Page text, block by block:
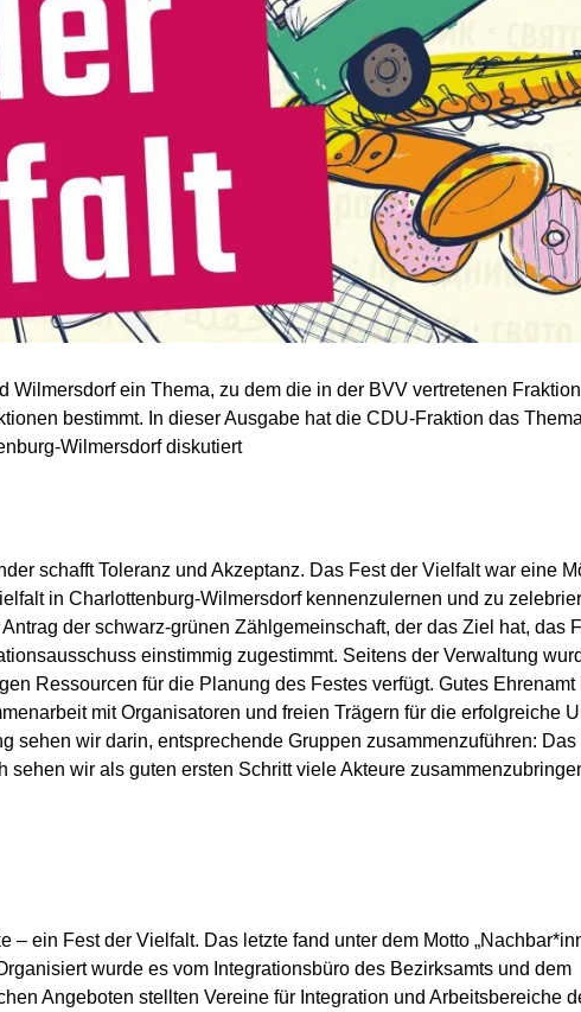
Wilmersdorf ein Thema, zu dem die in der BVV vertretenen
bestimmt. In dieser Ausgabe hat die CDU-Fraktion das
Wilmersdorf diskutiert
schafft Toleranz und Akzeptanz. Das Fest der Vielfalt war eine
in Charlottenburg-Wilmersdorf kennenzulernen und zu
der schwarz-grünen Zählgemeinschaft, der das Ziel hat, das
einstimmig zugestimmt. Seitens der Verwaltung
Ressourcen für die Planung des Festes verfügt. Gutes Ehrenamt
mit Organisatoren und freien Trägern für die erfolgreiche
sehen wir darin, entsprechende Gruppen zusammenzuführen:
wir als guten ersten Schritt viele Akteure
ein Fest der Vielfalt. Das letzte fand unter dem Motto
wurde es vom Integrationsbüro des Bezirksamts und dem
Angeboten stellten Vereine für Integration und Arbeitsbereiche